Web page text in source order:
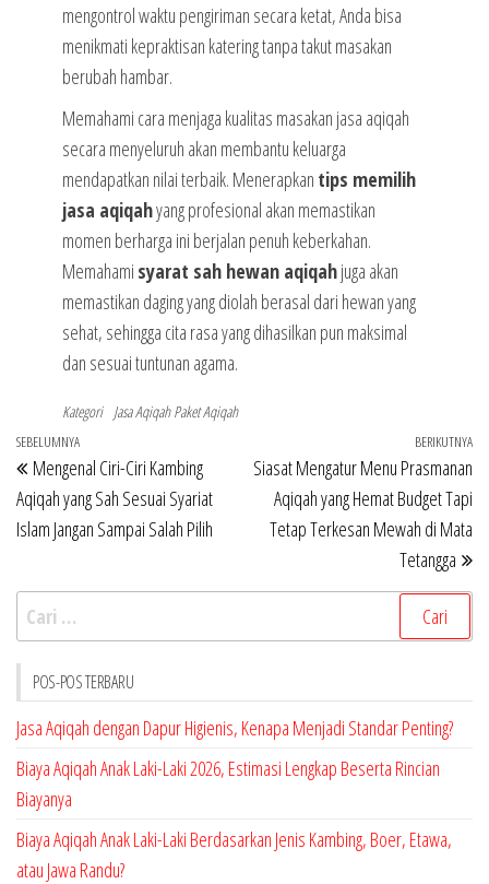
mengontrol waktu pengiriman secara ketat, Anda bisa
menikmati kepraktisan katering tanpa takut masakan
berubah hambar.
Memahami cara menjaga kualitas masakan jasa aqiqah
secara menyeluruh akan membantu keluarga
mendapatkan nilai terbaik. Menerapkan tips memilih
jasa aqiqahyang profesional akan memastikan
momen berharga ini berjalan penuh keberkahan.
Memahami syarat sah hewan aqiqahjuga akan
memastikan daging yang diolah berasal dari hewan yang
sehat, sehingga cita rasa yang dihasilkan pun maksimal
dan sesuai tuntunan agama.
Kategori Jasa Aqiqah Paket Aqiqah
Navigasi
pos
Pos
Sebelumnya
SEBELUMNYA
Mengenal Ciri-Ciri Kambing
Aqiqah yang Sah Sesuai Syariat
Islam Jangan Sampai Salah Pilih
BERIKUTNYA
Siasat Mengatur Menu Prasmanan
Aqiqah yang Hemat Budget Tapi
Tetap Terkesan Mewah di Mata
Tetangga
Cari
untuk:
POS-POS TERBARU
Jasa Aqiqah dengan Dapur Higienis, Kenapa Menjadi Standar Penting?
Biaya Aqiqah Anak Laki-Laki 2026, Estimasi Lengkap Beserta Rincian
Biayanya
Biaya Aqiqah Anak Laki-Laki Berdasarkan Jenis Kambing, Boer, Etawa,
atau Jawa Randu?